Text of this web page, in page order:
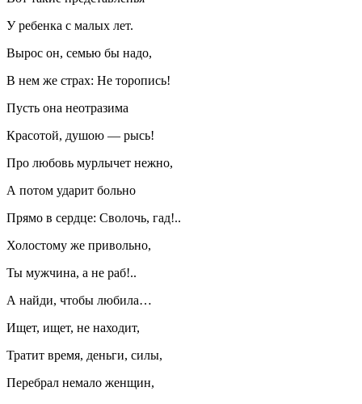
У ребенка с малых лет.
Вырос он, семью бы надо,
В нем же страх: Не торопись!
Пусть она неотразима
Красотой, душою — рысь!
Про любовь мурлычет нежно,
А потом ударит больно
Прямо в сердце: Сволочь, гад!..
Холостому же привольно,
Ты мужчина, а не раб!..
А найди, чтобы любила…
Ищет, ищет, не находит,
Тратит время, деньги, силы,
Перебрал немало женщин,